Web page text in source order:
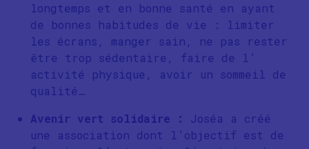
longtemps et en bonne santé en ayant
de bonnes habitudes de vie : limiter
les écrans, manger sain, ne pas rester
être trop sédentaire, faire de l’
activité physique, avoir un sommeil de
qualité…
Avenir vert solidaire :
Joséa a créé
une association dont l’objectif est de